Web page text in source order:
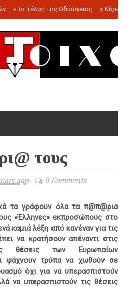
»Το τέλος της Οδύσσειας »
τους
ago- 0 Comments
τα γράφουν όλα τα π@π@ρια
«Έλληνες» εκπροσώπους στο
καμιά λέξη από κανέναν για τις
να κρατήσουν απέναντι στις
θέσεις των Ευρωπαίων
ψάχνουν τρύπα να χωθούν σε
όχι για να υπερασπιστούν
να υπερασπιστούν τις θέσεις